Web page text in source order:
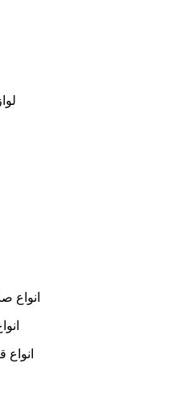
انواع